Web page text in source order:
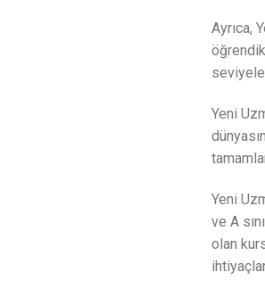
Ayrıca,
Yeni
Yeni
ve A
olan